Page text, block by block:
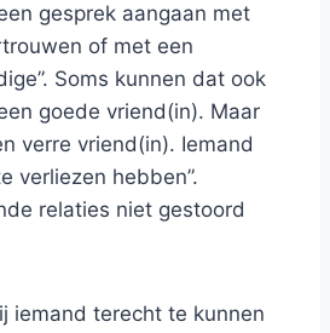
gesprek aangaan met
of met een
Soms kunnen dat ook
goede vriend(in). Maar
verre vriend(in). Iemand
verliezen hebben”.
relaties niet gestoord
iemand terecht te kunnen